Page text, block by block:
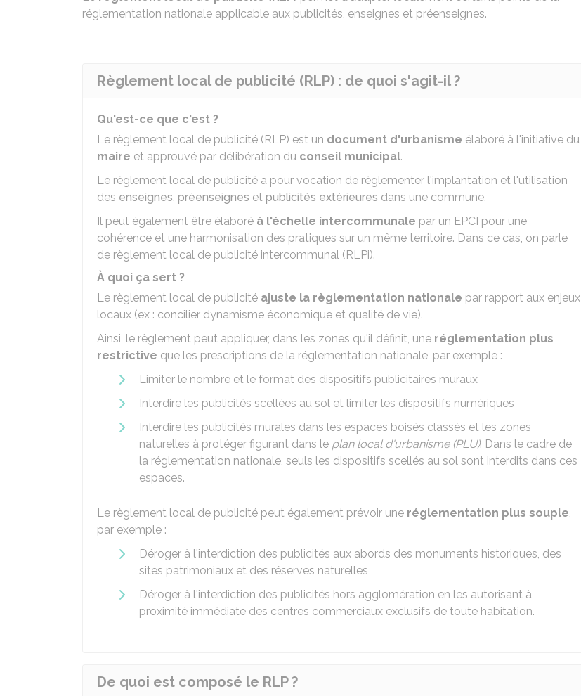
réglementation nationale applicable aux publicités, enseignes et préenseignes.
Règlement local de publicité (RLP) : de quoi s'agit-il ?
Qu'est-ce que c'est ?
Le règlement local de publicité (RLP) est un document d'urbanisme élaboré à l'initiative du
maire et approuvé par délibération du conseil municipal.
Le règlement local de publicité a pour vocation de réglementer l'implantation et l'utilisation
des enseignes, préenseignes et publicités extérieures dans une commune.
Il peut également être élaboré à l'échelle intercommunale par un EPCI pour une
cohérence et une harmonisation des pratiques sur un même territoire. Dans ce cas, on parle
de règlement local de publicité intercommunal (RLPi).
À quoi ça sert ?
Le règlement local de publicité ajuste la règlementation nationale par rapport aux enjeux
locaux (ex : concilier dynamisme économique et qualité de vie).
Ainsi, le règlement peut appliquer, dans les zones qu'il définit, une réglementation plus
restrictive que les prescriptions de la réglementation nationale, par exemple :
Limiter le nombre et le format des dispositifs publicitaires muraux
Interdire les publicités scellées au sol et limiter les dispositifs numériques
Interdire les publicités murales dans les espaces boisés classés et les zones
naturelles à protéger figurant dans le plan local d'urbanisme (PLU). Dans le cadre de
la réglementation nationale, seuls les dispositifs scellés au sol sont interdits dans ces
espaces.
Le règlement local de publicité peut également prévoir une réglementation plus souple,
par exemple :
Déroger à l'interdiction des publicités aux abords des monuments historiques, des
sites patrimoniaux et des réserves naturelles
Déroger à l'interdiction des publicités hors agglomération en les autorisant à
proximité immédiate des centres commerciaux exclusifs de toute habitation.
De quoi est composé le RLP ?